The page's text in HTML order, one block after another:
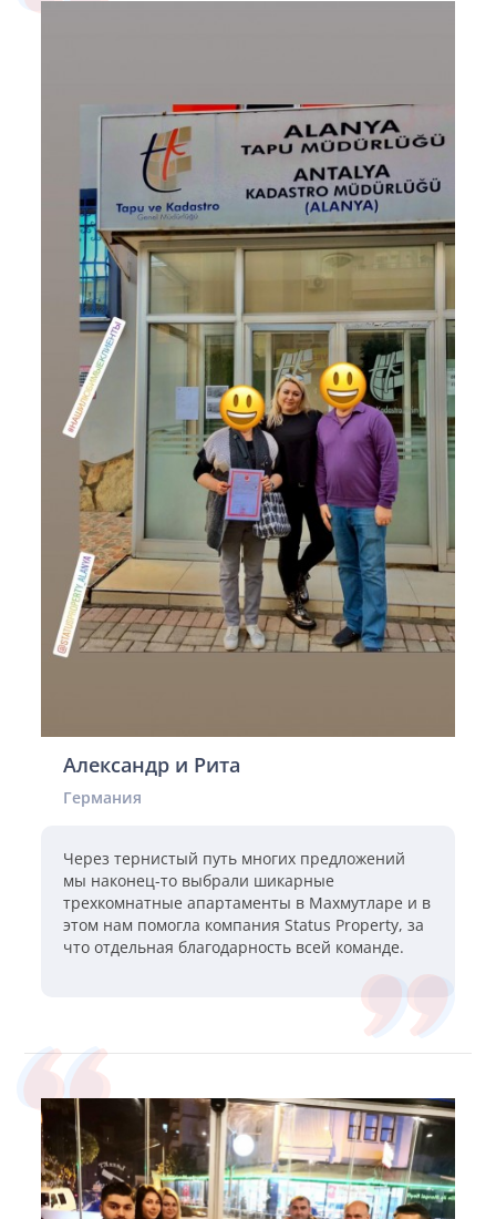
Александр и Рита
Германия
Через тернистый путь многих предложений
мы наконец-то выбрали шикарные
трехкомнатные апартаменты в Махмутларе и в
этом нам помогла компания Status Property, за
что отдельная благодарность всей команде.